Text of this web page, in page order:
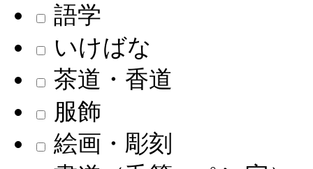
語学
いけばな
茶道・香道
服飾
絵画・彫刻